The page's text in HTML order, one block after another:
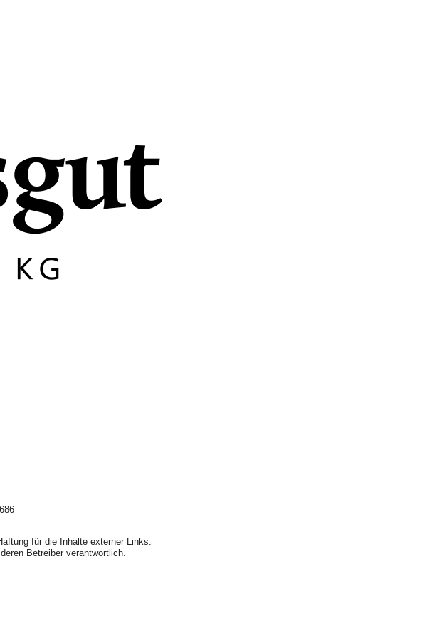
für die Inhalte externer Links.
Betreiber verantwortlich.